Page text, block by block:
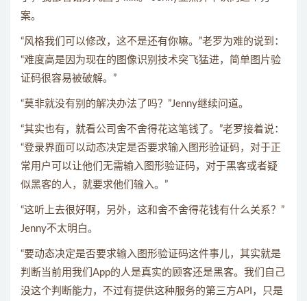
案。
“风格我们可以修改，这不是还有你嘛。”老罗为难的说到：
“难度高是因为现在的图像识别技术突飞猛进，简单图片验
证码很容易被破解。”
“莫非就没有别的解决办法了吗？”Jenny继续问道。
“其实也有，就看公司舍不舍得花这笔钱了。”老罗接着说：
“登录界面可以动态决定是否要求输入图形验证码，对于正
常用户可以让他们无需输入图形验证码，对于黑客或者疑
似黑客的人，就要求他们输入。”
“这听上去很好啊，另外，这和舍不舍得花钱有什么关系？”
Jenny不太明白。
“要动态决定是否要求输入图形验证码这件事儿，其实就是
判断当前用我们App的人是真实的顾客还是黑客。我们自己
没这个判断能力，不过有提供这种服务的第三方API，只是